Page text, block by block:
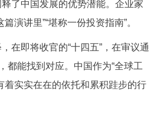
了中国发展的优势潜能。企业家
演讲里”“堪称一份投资指南”。
在即将收官的“十四五”，在审议通
都能找到对应。中国作为“全球工
着实实在在的依托和累积跬步的行